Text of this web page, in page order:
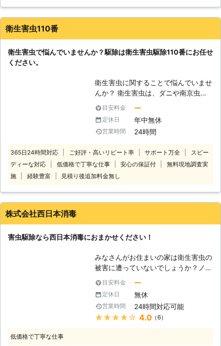
の散布など、お客様が気になる点にも
分かりやすく丁寧な説明を行っていま
可能です】 衛生害虫の中でも、外来
種として近年再び被害が問題視されて
内では一時期はほとんど被姿を消して
いたので、被害があっても対応できる
業者がいるか不安だ、と感じている方
もいらっしゃるようですが、当社では
トコジラミ駆除にも高い技術と実績を
有していますので、お困りの時には急
のと、現地調査無料という事で、こちらにお任せすることにし
ました。薬剤を使うので少し抵抗があったのですが、健康に配
きました。駆除していただいてからは、家族みんな快適に生活
できていて、本当に満足しています。
2016年12月25日
衛生害虫110番
衛生害虫で悩んでいませんか？駆除は衛生害虫駆除110番にお任せ
ください。
衛生害虫に関することで悩んでいませ
んか？ 衛生害虫は、ダニや南京虫な
ど目には見つけにくい虫です。その中
でもシラミは厄介で人体に影響を与え
る可能性があります。 もちろん、市
販の薬剤で対処することも可能ですが
ん。そんなときは、衛生害虫駆除110
番にお任せください。 衛生害虫駆除
110番には4つの強みがございます。
査のあと、お見積りをご提示させてい
現場状況により、事前にお客様にご確
認したうえで調査・見積もりに費用を
応じた方法で駆除いたします。 衛生
害虫駆除110番はお客様が安心してご
利用いただけるよう、ペットやお子様
ていただきます。 3.365日24時間電
話受付しております。 衛生害虫駆除
110番では24時間365日お電話をお受
目安料金 ー
定休日 年中無休
営業時間 24時間
365日24時間対応 ご好評・高いリピート率 サポート万全
スピー
ディーな対応
低価格で丁寧な仕事 安心の保証付
無料現地調査実
施
経験豊富 見積り後追加料金無し
株式会社西日本消毒
害虫駆除なら西日本消毒におまかせください！
みなさんがお住まいの家は衛生害虫の
被害に遭っていないでしょうか？ノミ
やダニといった衛生害虫は人間に寄生
し、かゆみ等の症状を引き起こしま
す。小さい子供やお年寄りにノミやダ
ニが寄生してしまうと症状が重くなっ
てしまい、命に関わることもありま
目安料金 ー
定休日 無休
営業時間 24時間対応可能
★★★★★ 4.0（6）
低価格で丁寧な仕事